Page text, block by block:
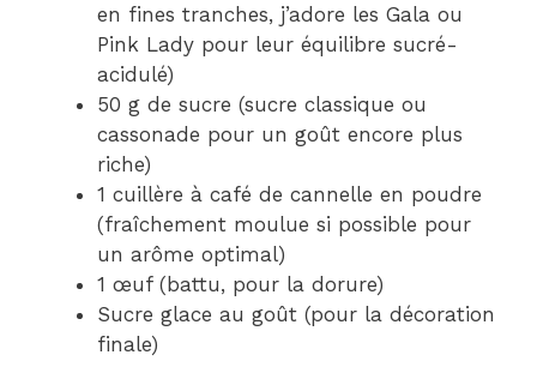
en fines tranches, j’adore les Gala ou
Pink Lady pour leur équilibre sucré-
acidulé)
50 g de sucre (sucre classique ou
cassonade pour un goût encore plus
riche)
1 cuillère à café de cannelle en poudre
(fraîchement moulue si possible pour
un arôme optimal)
1 œuf (battu, pour la dorure)
Sucre glace au goût (pour la décoration
finale)